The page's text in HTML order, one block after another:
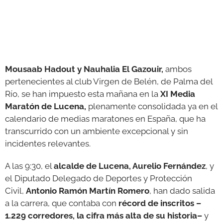
Mousaab Hadout y Nauhalia El Gazouir, ambos
pertenecientes al club Virgen de Belén, de Palma del
Río, se han impuesto esta mañana en la XI Media
Maratón de Lucena, plenamente consolidada ya en el
calendario de medias maratones en España, que ha
transcurrido con un ambiente excepcional y sin
incidentes relevantes.
A las 9:30, elalcalde de Lucena, Aurelio Fernández, y
el Diputado Delegado de Deportes y Protección
Civil, Antonio Ramón Martín Romero, han dado salida
a la carrera, que contaba con récord de inscritos –
1.229 corredores, la cifra más alta de su historia– y